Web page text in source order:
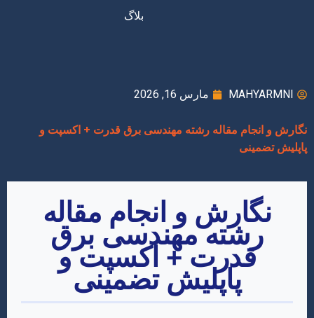
بلاگ
MAHYARMNI مارس 16, 2026
نگارش و انجام مقاله رشته مهندسی برق قدرت + اکسپت و
پاپلیش تضمینی
نگارش و انجام مقاله
رشته مهندسی برق
قدرت + اکسپت و
پاپلیش تضمینی